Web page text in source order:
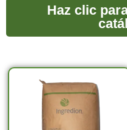
Haz clic